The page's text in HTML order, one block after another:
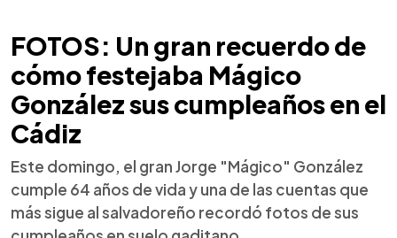
FOTOS: Un gran recuerdo de
cómo festejaba Mágico
González sus cumpleaños en el
Cádiz
Este domingo, el gran Jorge "Mágico" González
cumple 64 años de vida y una de las cuentas que
más sigue al salvadoreño recordó fotos de sus